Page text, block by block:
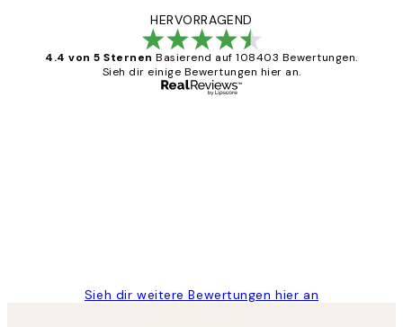
HERVORRAGEND
4.4 von 5 Sternen Basierend auf 108403 Bewertungen.
Sieh dir einige Bewertungen hier an.
Sieh dir weitere Bewertungen hier an